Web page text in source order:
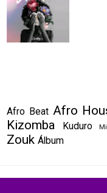
Afro Beat Afro
Kizomba Kuduro
Zouk Álbum